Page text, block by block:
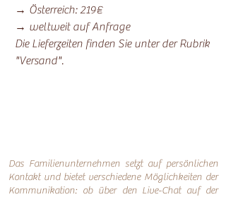
→ Österreich: 219€
→ weltweit auf Anfrage
Die Lieferzeiten finden Sie unter der Rubrik
"Versand".
Das Familienunternehmen setzt auf persönlichen
Kontakt und bietet verschiedene Möglichkeiten der
Kommunikation: ob über den Live-Chat auf der